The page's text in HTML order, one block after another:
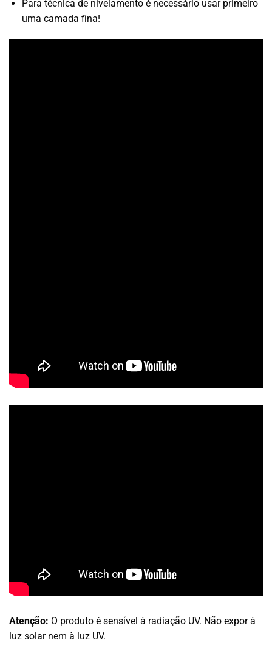
Para técnica de nivelamento é necessário usar primeiro
uma camada fina!
Atenção: O produto é sensível à radiação UV. Não expor à
luz solar nem à luz UV.